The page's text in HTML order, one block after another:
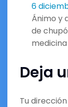
6
Ánimo y
de
medicina
Deja
Tu